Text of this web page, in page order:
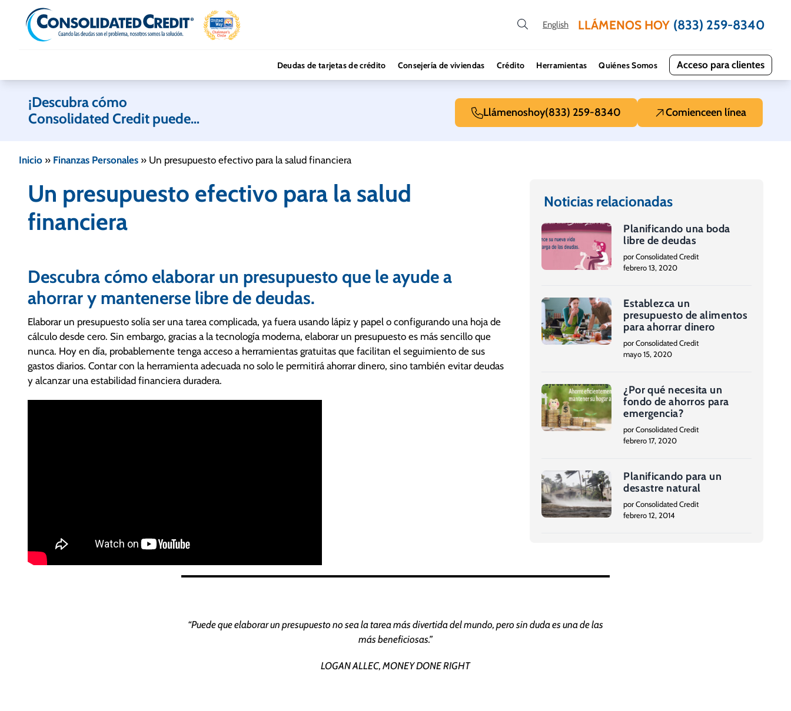
Skip to content
English LLÁMENOS HOY (833) 259-8340
Deudas de tarjetas de crédito Consejería de viviendas Crédito Herramientas Quiénes Somos Acceso para clientes
¡Descubra cómo
Consolidated Credit puede
Llámenoshoy(833) 259-8340 Comienceen línea
Inicio » Finanzas Personales » Un presupuesto efectivo para la salud financiera
Un presupuesto efectivo para la salud
financiera
Descubra cómo elaborar un presupuesto que le ayude a
ahorrar y mantenerse libre de deudas.
Elaborar un presupuesto solía ser una tarea complicada, ya fuera usando lápiz y papel o configurando una hoja de
cálculo desde cero. Sin embargo, gracias a la tecnología moderna, elaborar un presupuesto es más sencillo que
nunca. Hoy en día, probablemente tenga acceso a herramientas gratuitas que facilitan el seguimiento de sus
gastos diarios. Contar con la herramienta adecuada no solo le permitirá ahorrar dinero, sino también evitar deudas
y alcanzar una estabilidad financiera duradera.
Noticias relacionadas
Planificando una boda
libre de deudas
por Consolidated Credit
febrero 13, 2020
Establezca un
presupuesto de alimentos
para ahorrar dinero
por Consolidated Credit
mayo 15, 2020
¿Por qué necesita un
fondo de ahorros para
emergencia?
por Consolidated Credit
febrero 17, 2020
Planificando para un
desastre natural
por Consolidated Credit
febrero 12, 2014
“Puede que elaborar un presupuesto no sea la tarea más divertida del mundo, pero sin duda es una de las
más beneficiosas.”
LOGAN ALLEC, MONEY DONE RIGHT